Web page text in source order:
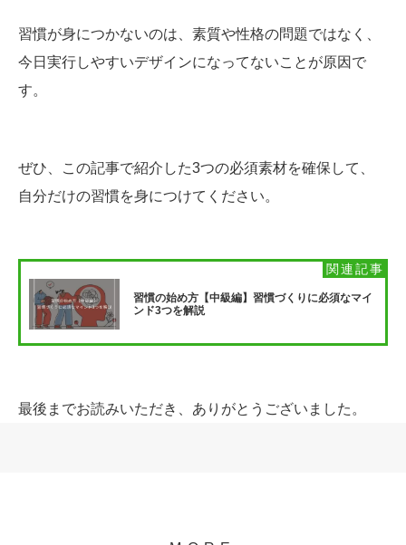
習慣が身につかないのは、素質や性格の問題ではなく、
今日実行しやすいデザインになってないことが原因で
す。
ぜひ、この記事で紹介した3つの必須素材を確保して、
自分だけの習慣を身につけてください。
習慣の始め方【中級編】習慣づくりに必須なマイ
ンド3つを解説
最後までお読みいただき、ありがとうございました。